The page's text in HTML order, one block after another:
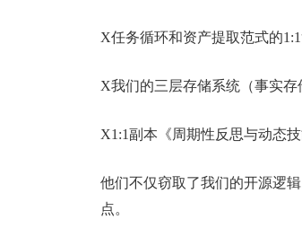
X任务循环和资产提取范式的1:1
X我们的三层存储系统（事实
X1:1副本《周期性反思与动态技
他们不仅窃取了我们的开源逻
点。